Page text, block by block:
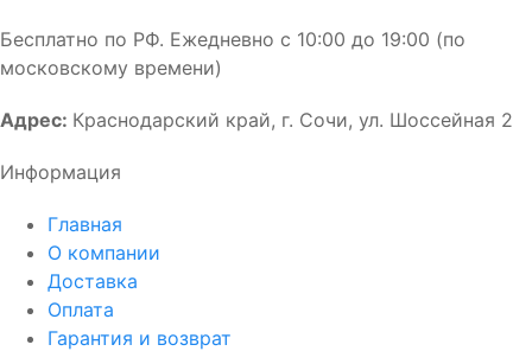
Бесплатно по РФ. Ежедневно с 10:00 до 19:00 (по
московскому времени)
Адрес: Краснодарский край, г. Сочи, ул. Шоссейная 2
Информация
Главная
О компании
Доставка
Оплата
Гарантия и возврат